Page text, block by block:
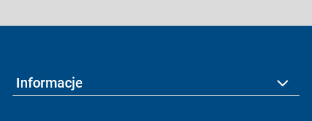
Informacje